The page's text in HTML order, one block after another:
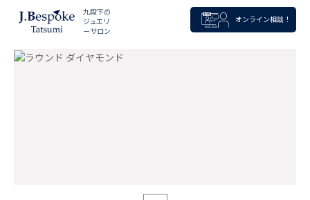
九段下の
ジュエリ
ーサロン
オンライン相談！